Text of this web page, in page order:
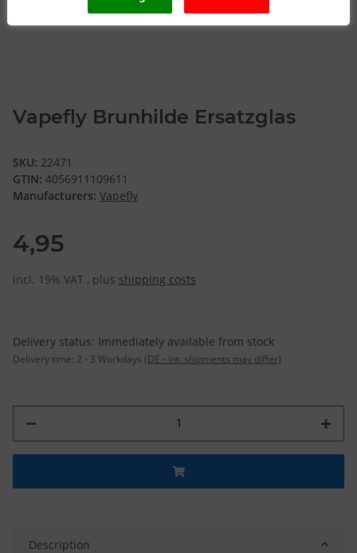
Vapefly Brunhilde Ersatzglas
SKU: 22471
GTIN: 4056911109611
Manufacturers: Vapefly
4,95
incl. 19% VAT , plus shipping costs
Delivery status: Immediately available from stock
Delivery time: 2 - 3 Workdays (DE - int. shipments may differ)
Description